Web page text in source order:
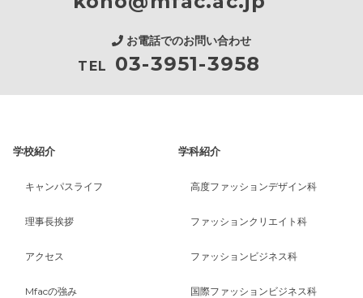
お電話でのお問い合わせ
TEL 03-3951-3958
学校紹介
キャンパスライフ
理事長挨拶
アクセス
Mfacの強み
学科紹介
高度ファッションデザイン科
ファッションクリエイト科
ファッションビジネス科
国際ファッションビジネス科